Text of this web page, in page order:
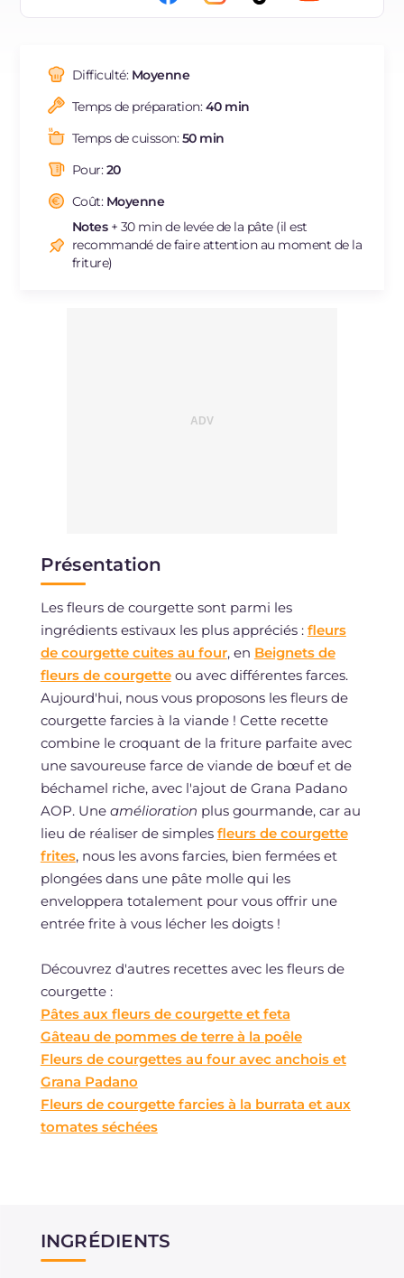
BR
ES
NL
Difficulté: Moyenne
Temps de préparation:40 min
Temps de cuisson:50 min
Pour:20
Coût: Moyenne
Notes+ 30 min de levée de la pâte (il est
recommandé de faire attention au moment de la
friture)
Présentation
Les fleurs de courgette sont parmi les
ingrédients estivaux les plus appréciés : fleurs
de courgette cuites au four, en Beignets de
fleurs de courgetteou avec différentes farces.
Aujourd'hui, nous vous proposons les fleurs de
courgette farcies à la viande ! Cette recette
combine le croquant de la friture parfaite avec
une savoureuse farce de viande de bœuf et de
béchamel riche, avec l'ajout de Grana Padano
AOP. Une amélioration plus gourmande, car au
lieu de réaliser de simples fleurs de courgette
frites, nous les avons farcies, bien fermées et
plongées dans une pâte molle qui les
enveloppera totalement pour vous offrir une
entrée frite à vous lécher les doigts !
Découvrez d'autres recettes avec les fleurs de
courgette :
Pâtes aux fleurs de courgette et feta
Gâteau de pommes de terre à la poêle
Fleurs de courgettes au four avec anchois et
Grana Padano
Fleurs de courgette farcies à la burrata et aux
tomates séchées
INGRÉDIENTS